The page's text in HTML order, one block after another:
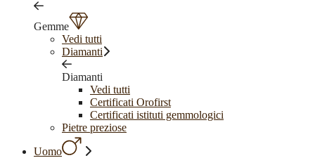
Gemme
Vedi tutti
Diamanti
Diamanti
Vedi tutti
Certificati Orofirst
Certificati istituti gemmologici
Pietre preziose
Uomo